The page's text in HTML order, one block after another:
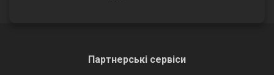
Партнерські сервіси